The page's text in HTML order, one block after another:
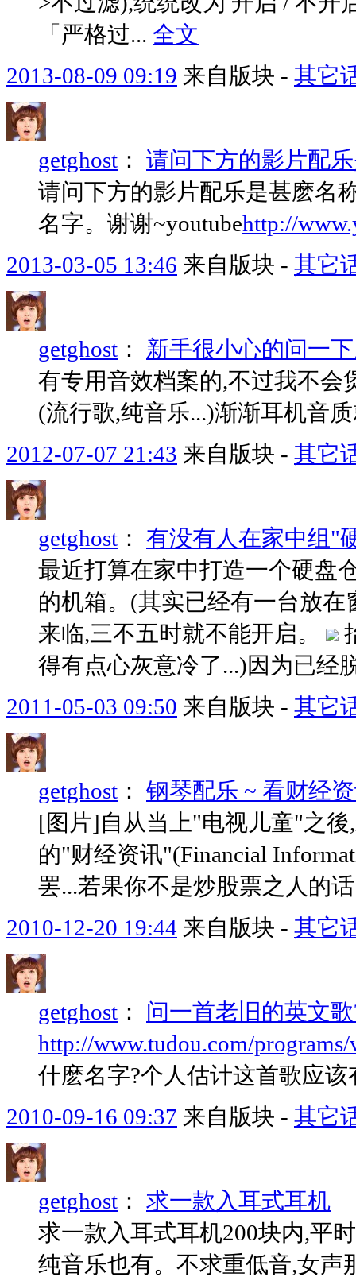
「严格过... 全文
2013-08-09 09:19 来自版块 - 其它
getghost ： 请问下方的影片配
请问下方的影片配乐是甚麽名
名字。谢谢~youtubehttp://
2013-03-05 13:46 来自版块 - 其它
getghost ： 新手很小心的问一
有专用音效档案的,不过我不会
(流行歌,纯音乐...)渐渐耳机音
2012-07-07 21:43 来自版块 - 其它
getghost ： 有没有人在家中组"
最近打算在家中打造一个硬盘
的机箱。(其实已经有一台放
来临,三不五时就不能开启。
得有点心灰意冷了...)因为已经
2011-05-03 09:50 来自版块 - 其它
getghost ： 钢琴配乐 ~ 看财经
[图片]自从当上"电视儿童"之
的"财经资讯"(Financial
罢...若果你不是炒股票之人的
2010-12-20 19:44 来自版块 - 其它
getghost ： 问一首老旧的英文歌
http://www.tudou.com/
什麽名字?个人估计这首歌应
2010-09-16 09:37 来自版块 - 其它
getghost ： 求一款入耳式耳机
求一款入耳式耳机200块内,平
纯音乐也有。不求重低音,女声